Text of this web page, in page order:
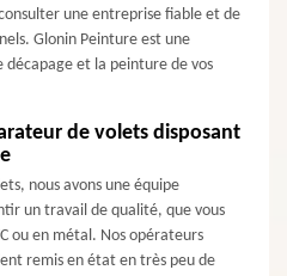
une entreprise fiable et de
Glonin Peinture est une
décapage et la peinture de vos
de volets disposant
nous avons une équipe
un travail de qualité, que vous
ou en métal. Nos opérateurs
remis en état en très peu de